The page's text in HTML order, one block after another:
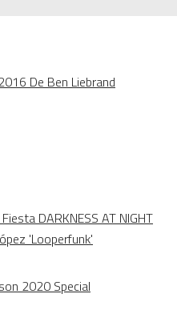
De Ben Liebrand
DARKNESS AT NIGHT
'Looperfunk'
2020 Special